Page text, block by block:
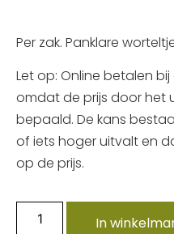
Per zak. Panklare
Let op: Online betalen
omdat de prijs door het
bepaald. De kans
of iets hoger uitvalt en
op de prijs.
In